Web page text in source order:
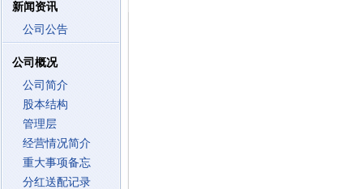
新闻资讯
公司公告
公司概况
公司简介
股本结构
管理层
经营情况简介
重大事项备忘
分红送配记录